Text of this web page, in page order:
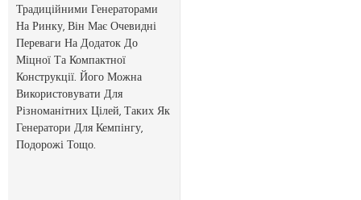
Традиційними Генераторами
На Ринку, Він Має Очевидні
Переваги На Додаток До
Міцної Та Компактної
Конструкції. Його Можна
Використовувати Для
Різноманітних Цілей, Таких Як
Генератори Для Кемпінгу,
Подорожі Тощо.